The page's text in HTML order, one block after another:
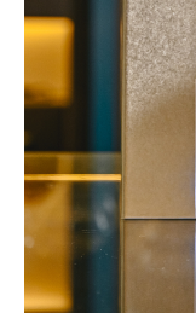
季
節
定
數
量